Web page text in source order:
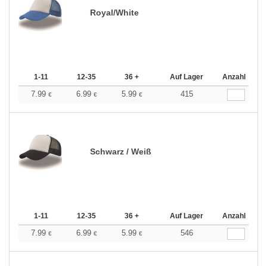
Royal/White
1-11 12-35 36 + Auf Lager Anzahl
7.99 € 6.99 € 5.99 € 415
Schwarz / Weiß
1-11 12-35 36 + Auf Lager Anzahl
7.99 € 6.99 € 5.99 € 546